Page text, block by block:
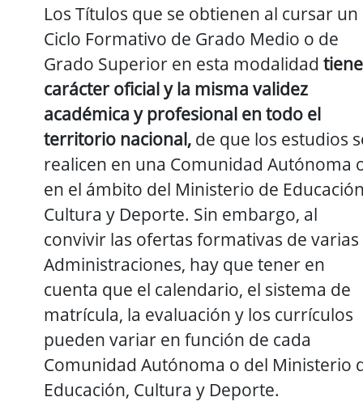
Los Títulos que se obtienen al cursar un
Ciclo Formativo de Grado Medio o de
Grado Superior en esta modalidad
carácter oficial y la misma validez
académica y profesional en todo el
territorio nacional, de que los estudios
realicen en una Comunidad Autónoma
en el ámbito del Ministerio de
Cultura y Deporte. Sin embargo, al
convivir las ofertas formativas de varias
Administraciones, hay que tener en
cuenta que el calendario, el sistema de
matrícula, la evaluación y los currículos
pueden variar en función de cada
Comunidad Autónoma o del Ministerio
Educación, Cultura y Deporte.